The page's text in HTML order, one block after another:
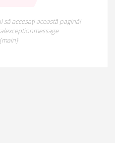
să accesați această pagină!